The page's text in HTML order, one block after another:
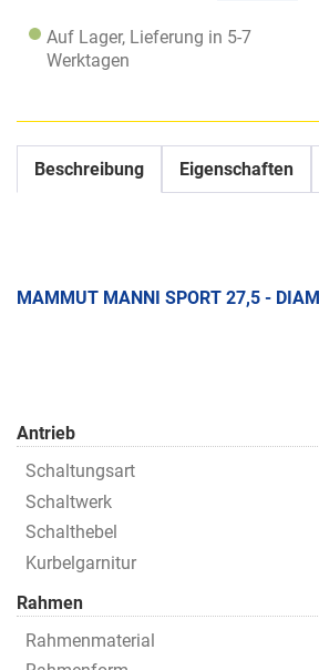
Auf Lager, Lieferung in 5-7
Werktagen
Beschreibung Eigenschaften
MAMMUT MANNI SPORT 27,5 -
Antrieb
Schaltungsart
Schaltwerk
Schalthebel
Kurbelgarnitur
Rahmen
Rahmenmaterial